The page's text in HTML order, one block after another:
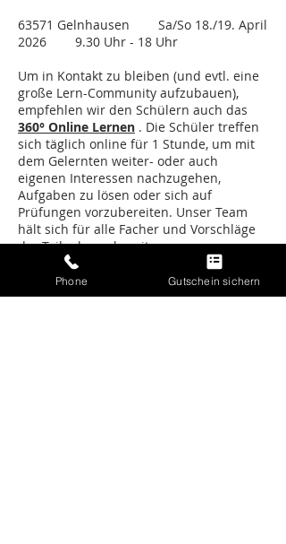
63571 Gelnhausen Sa/So 18./19. April
2026 9.30 Uhr - 18 Uhr
​Um in Kontakt zu bleiben (und evtl. eine
große Lern-Community aufzubauen),
empfehlen wir den Schülern auch das
360° Online Lernen . Die Schüler treffen
sich täglich online für 1 Stunde, um mit
dem Gelernten weiter- oder auch
eigenen Interessen nachzugehen,
Aufgaben zu lösen oder sich auf
Prüfungen vorzubereiten. Unser Team
hält sich für alle Facher und Vorschläge
der Teilnehmer bereit.
Phone Gutschein sichern